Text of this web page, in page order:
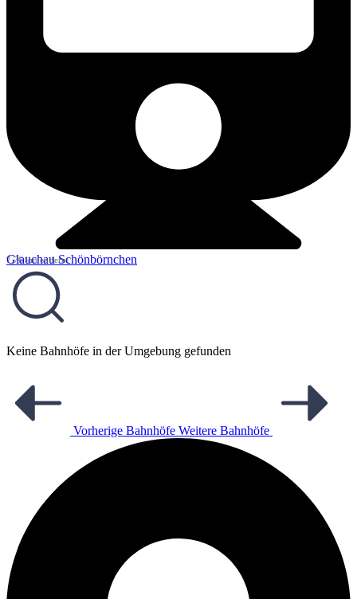
Glauchau Schönbörnchen
7,76 km entfernt
Keine Bahnhöfe in der Umgebung gefunden
Vorherige Bahnhöfe Weitere Bahnhöfe